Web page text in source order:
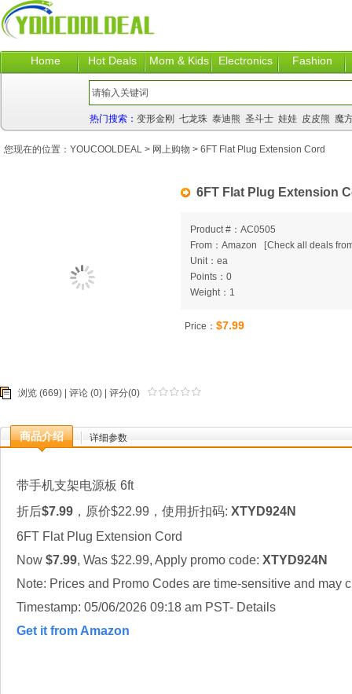
Home Hot Deals Mom & Kids Electronics Fashion
热门搜索： 变形金刚 七龙珠 泰迪熊 圣斗士 娃娃 皮皮熊 魔
6FT Flat Plug Extension
Product #：AC0505
From：Amazon
[Check all deals
Unit：ea
Points：0
Weight：1
Price： $7.99
浏览 (669) | 评论 (0) | 评分(0)
商品介绍 详细参数
带手机支架电源板 6ft
折后$7.99 ，原价$22.99，使用折扣码: XTYD924N
6FT Flat Plug Extension Cord
Now $7.99, Was $22.99, Apply promo code: XTYD924N
Note: Prices and Promo Codes are time-sensitive and may
Timestamp: 05/06/2026 09:18 am PST- Details
Get it from Amazon
您现在的位置： YOUCOOLDEAL > 网上购物 > 6FT Flat Plug Extension Cord